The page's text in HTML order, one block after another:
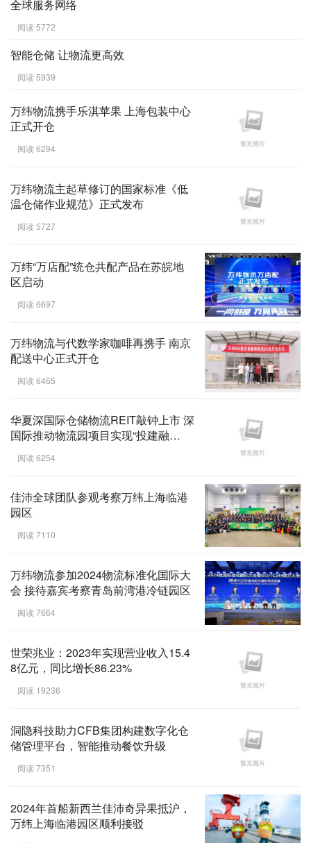
全球服务网络
阅读 5772
智能仓储 让物流更高效
阅读 5939
万纬物流携手乐淇苹果 上海包装中心
正式开仓
阅读 6294
万纬物流主起草修订的国家标准《低
温仓储作业规范》正式发布
阅读 5727
万纬“万店配”统仓共配产品在苏皖地
区启动
阅读 6697
万纬物流与代数学家咖啡再携手 南京
配送中心正式开仓
阅读 6465
华夏深国际仓储物流REIT敲钟上市 深
国际推动物流园项目实现“投建融
阅读 6254
佳沛全球团队参观考察万纬上海临港
园区
阅读 7110
万纬物流参加2024物流标准化国际大
会 接待嘉宾考察青岛前湾港冷链园区
阅读 7664
世荣兆业：2023年实现营业收入15.4
8亿元，同比增长86.23%
阅读 19236
洞隐科技助力CFB集团构建数字化仓
储管理平台，智能推动餐饮升级
阅读 7351
2024年首船新西兰佳沛奇异果抵沪，
万纬上海临港园区顺利接驳